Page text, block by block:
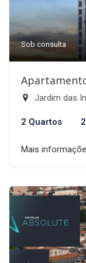
Sob consulta
Jardim das
2 Quartos
Mais